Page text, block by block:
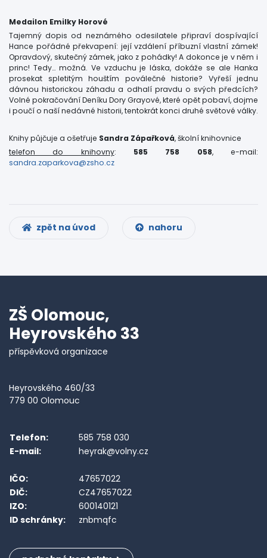
Medailon Emilky Horové
Tajemný dopis od neznámého odesilatele připraví dospívající
Hance pořádné překvapení: její vzdálení příbuzní vlastní zámek!
Opravdový, skutečný zámek, jako z pohádky! A dokonce je v něm i
princ! Tedy… možná. Ve vzduchu je láska, dokáže se ale Hanka
prosekat spletitým houštím poválečné historie? Vyřeší jednu
dávnou historickou záhadu a odhalí pravdu o svých předcích?
Volné pokračování Deníku Dory Grayové, které opět pobaví, dojme
i poučí o naší nedávné historii, tentokrát konci druhé světové války.
Knihy půjčuje a ošetřuje Sandra Zápařková, školní knihovnice
telefon do knihovny: 585 758 058, e-mail:
sandra.zaparkova@zsho.cz
zpět na úvod nahoru
ZŠ Olomouc,
Heyrovského 33
příspěvková organizace
Heyrovského 460/33
779 00 Olomouc
Telefon:
585 758 030
E-mail:
heyrak@volny.cz
IČO:
47657022
DIČ:
CZ47657022
IZO:
600140121
ID schránky:
znbmqfc